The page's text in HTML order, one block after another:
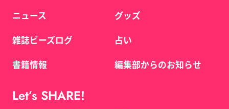
ニュース
雑誌ビーズログ
書籍情報
グッズ
占い
編集部からのお知らせ
Let’s SHARE!